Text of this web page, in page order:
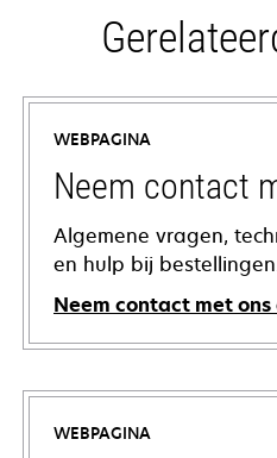
WEBPAGINA
Neem contact
Algemene vragen,
en hulp bij
Neem contact met ons
WEBPAGINA